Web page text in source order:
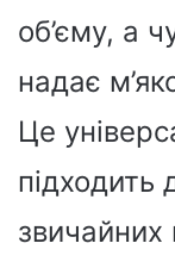
об’єму, а
надає
Це
підходить